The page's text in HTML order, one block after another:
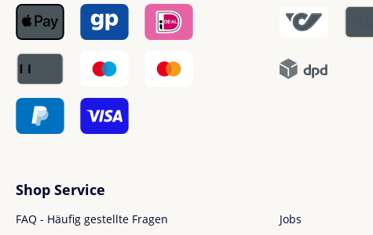
Shop Service
FAQ - Häufig gestellte Fragen
Jobs